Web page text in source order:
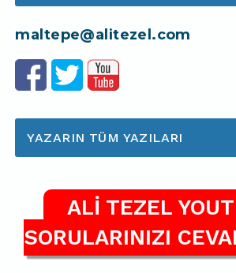
maltepe@alitezel.com
YAZARIN TÜM YAZILARI
ALİ TEZEL
SORULARINIZI